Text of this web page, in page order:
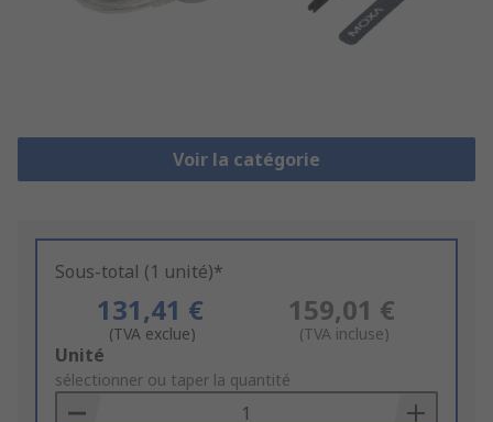
Voir la catégorie
Sous-total (1 unité)*
131,41 €
(TVA exclue)
159,01 €
(TVA incluse)
Add
to
Basket
Unité
sélectionner ou taper la quantité